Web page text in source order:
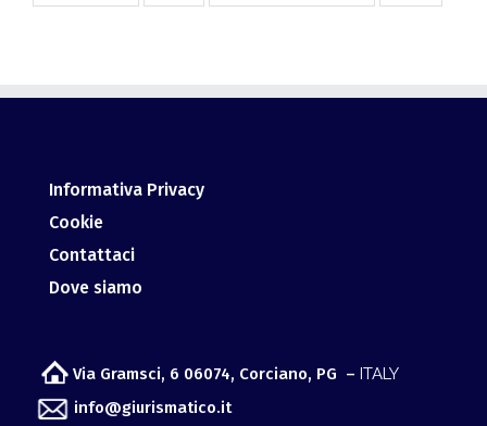
Informativa Privacy
Cookie
Contattaci
Dove siamo
Via Gramsci, 6 06074, Corciano, PG – ITALY
info@giurismatico.it